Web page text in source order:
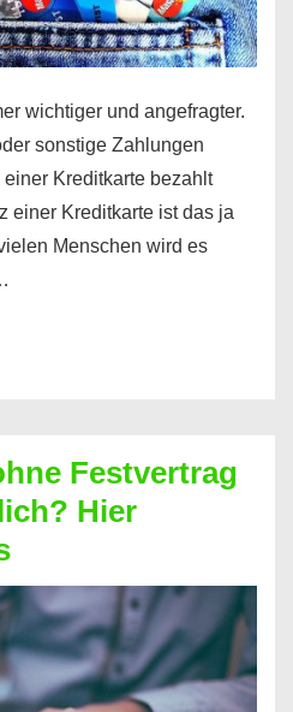
wichtiger und angefragter.
sonstige Zahlungen
Kreditkarte bezahlt
einer Kreditkarte ist das ja
Menschen wird es
Festvertrag
Hier